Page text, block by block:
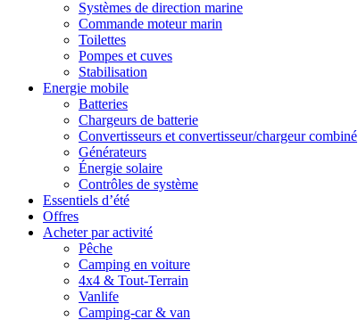
Systèmes de direction marine
Commande moteur marin
Toilettes
Pompes et cuves
Stabilisation
Energie mobile
Batteries
Chargeurs de batterie
Convertisseurs et convertisseur/chargeur combiné
Générateurs
Énergie solaire
Contrôles de système
Essentiels d’été
Offres
Acheter par activité
Pêche
Camping en voiture
4x4 & Tout-Terrain
Vanlife
Camping-car & van